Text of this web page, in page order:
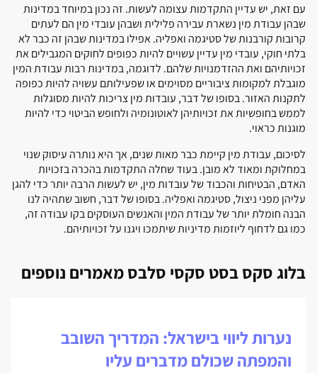
עם זאת, יש עדיין התקדמות עצומה לעשות. זה נכון במיוחד במדינות
שבהן עבודת מין נשארת עבירה פלילית ושבהן עובדי מין הם לעתים
קרובות קורבנות של סטיגמה ואפליה. אפילו במדינות שבהן זה כבר לא
בלתי חוקי, עובדי מין עדיין עשויים להיות כפופים לחוקים המגבילים את
זכויותיהם ואת ההזדמנויות שלהם. לדוגמה, במדינות רבות עבודת המין
מוגבלת למקומות ציבוריים מסוימים או שפעילותם עשויה להיות כפופה
לתקנות האזור. בסופו של דבר, עובדות מין צריכות להיות מסוגלות
לממש בחופשיות את זכויותיהן לאוטונומיה ולחופש הביטוי כדי להיות
מוגנות כראוי.
לסיכום, עבודת מין קיימת כבר מאות שנים, אך היא נותרה עיסוק שנוי
במחלוקת ומאוד לא מובן. בעוד שחלה התקדמות בהכרה בזכויות
האדם, הבטיחות והכבוד של עובדות מין, יש לעשות הרבה יותר כדי להגן
עליהן מפני ניצול, סטיגמה ואפליה. בסופו של דבר, חשוב שתהיה לנו
הבנה חומלת יותר של עבודת המין והאנשים העוסקים בקו עבודה זה,
כמו גם לדחוף ליוזמות מדיניות שיתמכו ויגנו על זכויותיהם.
בלוג סקס בסט סקסי סלבס מאמרים נוספים
נערות ליווי בישראל: המדריך השובב
והמפתה שכולם מדברים עליו